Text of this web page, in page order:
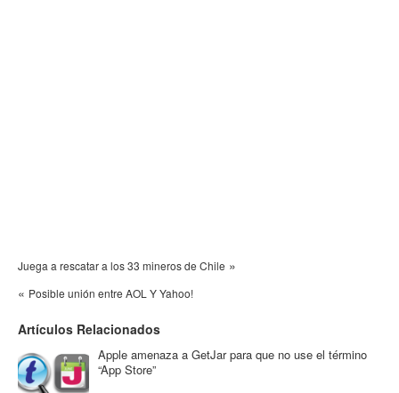
Juega a rescatar a los 33 mineros de Chile »
« Posible unión entre AOL Y Yahoo!
Artículos Relacionados
Apple amenaza a GetJar para que no use el término
“App Store”